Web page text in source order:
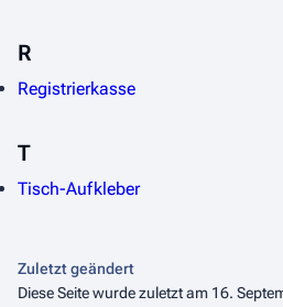
R
Registrierkasse
T
Tisch-Aufkleber
Zuletzt geändert
Diese Seite wurde zuletzt am 16.